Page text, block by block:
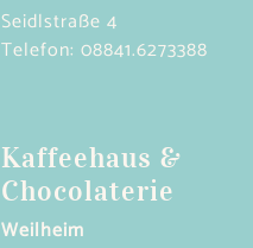
Seidlstraße 4
Telefon: 08841.6273388
Kaffeehaus &
Chocolaterie
Weilheim